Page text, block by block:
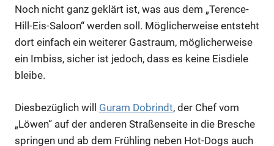
Noch nicht ganz geklärt ist, was aus dem „Terence-
Hill-Eis-Saloon“ werden soll. Möglicherweise entsteht
dort einfach ein weiterer Gastraum, möglicherweise
ein Imbiss, sicher ist jedoch, dass es keine Eisdiele
bleibe.
Diesbezüglich will Guram Dobrindt, der Chef vom
„Löwen“ auf der anderen Straßenseite in die Bresche
springen und ab dem Frühling neben Hot-Dogs auch